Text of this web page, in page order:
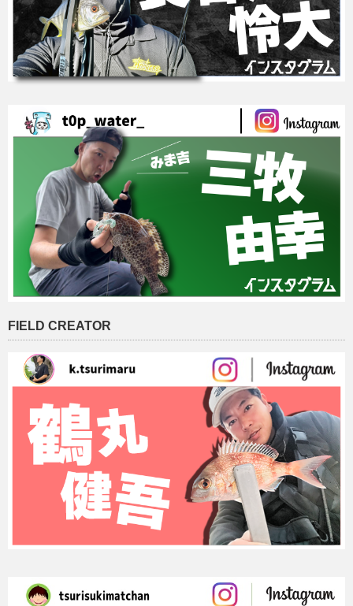
FIELD CREATOR